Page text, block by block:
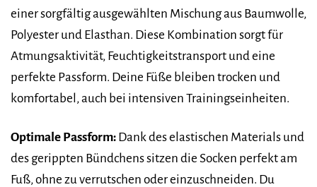
einer sorgfältig ausgewählten Mischung aus Baumwolle,
Polyester und Elasthan. Diese Kombination sorgt für
Atmungsaktivität, Feuchtigkeitstransport und eine
perfekte Passform. Deine Füße bleiben trocken und
komfortabel, auch bei intensiven Trainingseinheiten.
Optimale Passform: Dank des elastischen Materials und
des gerippten Bündchens sitzen die Socken perfekt am
Fuß, ohne zu verrutschen oder einzuschneiden. Du